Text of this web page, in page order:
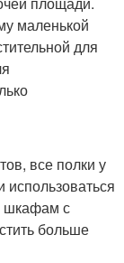
маленькой
для
все полки у
шкафам с
больше